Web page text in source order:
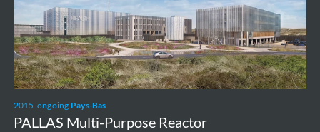
2015-ongoing Pays-Bas
PALLAS Multi-Purpose Reactor
Reactor